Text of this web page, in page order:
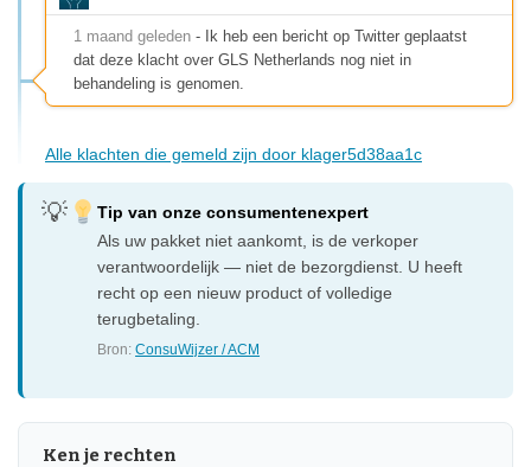
1 maand geleden - Ik heb een bericht op Twitter geplaatst
dat deze klacht over GLS Netherlands nog niet in
behandeling is genomen.
Alle klachten die gemeld zijn door klager5d38aa1c
Tip van onze consumentenexpert
Als uw pakket niet aankomt, is de verkoper
verantwoordelijk — niet de bezorgdienst. U heeft
recht op een nieuw product of volledige
terugbetaling.
Bron:ConsuWijzer / ACM
Ken je rechten